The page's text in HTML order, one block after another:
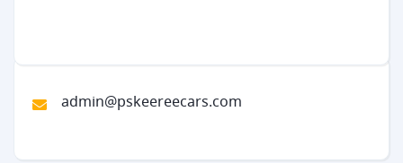
admin@pskeereecars.com